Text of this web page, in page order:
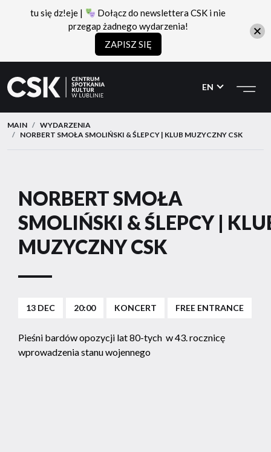
CSK
do
menu
do
treści
EN
MAIN
WYDARZENIA
NORBERT SMOŁA SMOLIŃSKI & ŚLEPCY | KLUB MUZYCZNY CSK
NORBERT SMOŁA
SMOLIŃSKI & ŚLEPCY |
MUZYCZNY CSK
13 DEC 20:00 KONCERT FREE ENTRANCE
Pieśni bardów opozycji lat 80-tych w 43. rocznicę
wprowadzenia stanu wojennego
tu się dz!eje |
Dołącz do newslettera CSK i nie
przegap żadnego wydarzenia!
ZAPISZ SIĘ